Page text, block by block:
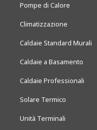
Pompe di Calore
Climatizzazione
Caldaie Standard Murali
Caldaie a Basamento
Caldaie Professionali
Solare Termico
Unità Terminali